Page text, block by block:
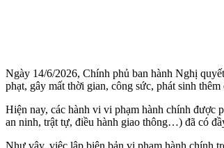
Ngày 14/6/2026, Chính phủ ban hành Nghị
phạt, gây mất thời gian, công sức, phát sinh
Hiện nay, các hành vi vi phạm hành chính được
an ninh, trật tự, điều hành giao thông…) đã có
Như vậy, việc lập biên bản vi phạm hành chính